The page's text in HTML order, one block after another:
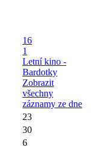
16
1
Letní kino -
Bardotky
Zobrazit
všechny
záznamy ze dne
23
30
6